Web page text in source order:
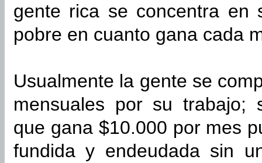
gente rica se concentra
pobre en cuanto gana cada
Usualmente la gente se
mensuales por su trabajo;
que gana $10.000 por mes
fundida y endeudada sin